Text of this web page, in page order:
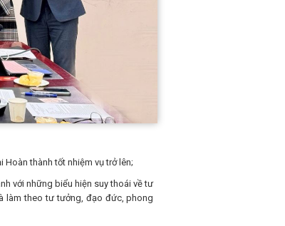
thành tốt nhiệm vụ trở lên;
với những biểu hiện suy thoái về tư
làm theo tư tưởng, đạo đức, phong